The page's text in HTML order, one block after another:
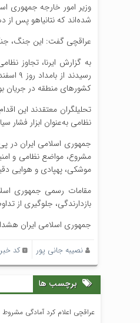
وزیر امور خارجه جمهوری
شده‌اند که نتانیاهو پس از
عراقچی گفت: این جنگ،
به گزارش ایرنا، تجاوز
کشورهای منطقه در جریان
تحلیلگران معتقدند این
نظامی به‌عنوان ابزار فشار
جمهوری اسلامی ایران در
مشروع، مواضع نظامی و
موشکی، پهپادی و هوایی
بازدارندگی، جلوگیری از
جمهوری اسلامی ایران
نصیبه جانی پور کد خبر
برچسب ها
عراقچی اعلام کرد آمادگی